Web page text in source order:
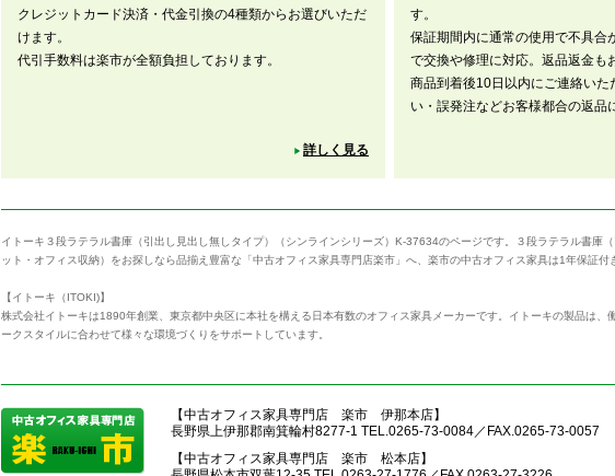
クレジットカード決済・代金引換の4種類からお選びいただ
けます。
代引手数料は楽市が全額負担しております。
詳しく見る
す。
保証期間内に通常の使用で不具合
で交換や修理に対応。返品返金も
商品到着後10日以内にご連絡いた
い・誤発注などお客様都合の返品
イトーキ３段ラテラル書庫（引出し見出し無しタイプ）（シンラインシリーズ）K-37634のページです。３段ラテラル書庫
ット・オフィス収納）をお探しなら品揃え豊富な「中古オフィス家具専門店楽市」へ、楽市の中古オフィス家具は1年保証付
【イトーキ（ITOKI)】
株式会社イトーキは1890年創業、東京都中央区に本社を構える日本有数のオフィス家具メーカーです。イトーキの製品は、
ークスタイルに合わせて様々な環境づくりをサポートしています。
【中古オフィス家具専門店 楽市 伊那本店】
長野県上伊那郡南箕輪村8277-1 TEL.0265-73-0084／FAX.0265-73-0057
【中古オフィス家具専門店 楽市 松本店】